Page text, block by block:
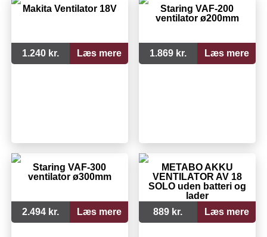
Makita Ventilator 18V
1.240 kr. Læs mere
Staring VAF-200
ventilator ø200mm
1.869 kr. Læs mere
Staring VAF-300
ventilator ø300mm
2.494 kr. Læs mere
METABO AKKU
VENTILATOR AV 18
SOLO uden batteri og
lader
889 kr.
Læs mere